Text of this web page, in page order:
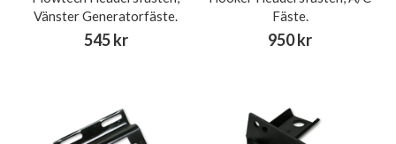
Vänster Generatorfäste.
545 kr
Fäste.
950 kr